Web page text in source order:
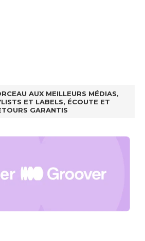
AUX MEILLEURS MÉDIAS,
ET LABELS, ÉCOUTE ET
GARANTIS